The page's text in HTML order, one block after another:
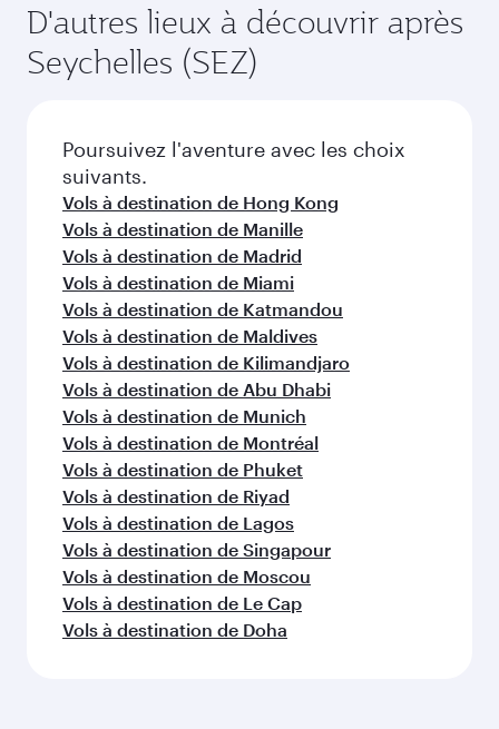
D'autres lieux à découvrir après
Seychelles (SEZ)
Poursuivez l'aventure avec les choix
suivants.
Vols à destination de Hong Kong
Vols à destination de Manille
Vols à destination de Madrid
Vols à destination de Miami
Vols à destination de Katmandou
Vols à destination de Maldives
Vols à destination de Kilimandjaro
Vols à destination de Abu Dhabi
Vols à destination de Munich
Vols à destination de Montréal
Vols à destination de Phuket
Vols à destination de Riyad
Vols à destination de Lagos
Vols à destination de Singapour
Vols à destination de Moscou
Vols à destination de Le Cap
Vols à destination de Doha